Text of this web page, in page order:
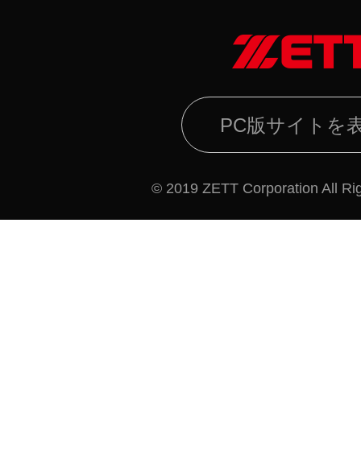
PC版サイトを
© 2019 ZETT Corporation All